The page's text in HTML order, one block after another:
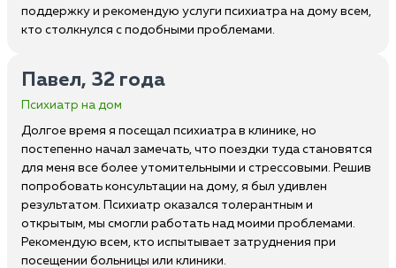
поддержку и рекомендую услуги психиатра на дому всем,
кто столкнулся с подобными проблемами.
Павел, 32 года
Психиатр на дом
Долгое время я посещал психиатра в клинике, но
постепенно начал замечать, что поездки туда становятся
для меня все более утомительными и стрессовыми. Решив
попробовать консультации на дому, я был удивлен
результатом. Психиатр оказался толерантным и
открытым, мы смогли работать над моими проблемами.
Рекомендую всем, кто испытывает затруднения при
посещении больницы или клиники.